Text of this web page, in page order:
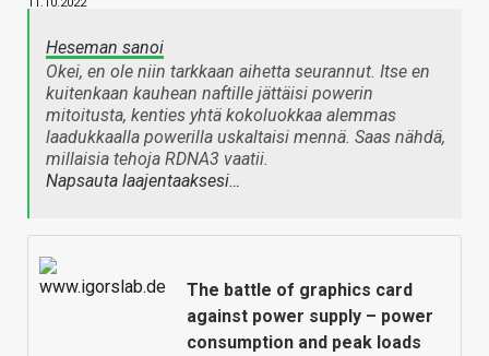
Heseman sanoi
Okei, en ole niin tarkkaan aihetta seurannut. Itse en
kuitenkaan kauhean naftille jättäisi powerin
mitoitusta, kenties yhtä kokoluokkaa alemmas
laadukkaalla powerilla uskaltaisi mennä. Saas nähdä,
millaisia tehoja RDNA3 vaatii.
Napsauta laajentaaksesi…
The battle of graphics card
against power supply – power
consumption and peak loads